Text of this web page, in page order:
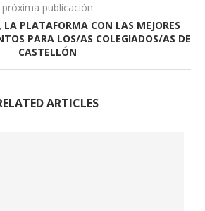
próxima publicación
LA PLATAFORMA CON LAS MEJORES
PARA LOS/AS COLEGIADOS/AS DE
CASTELLÓN
ARTICLES